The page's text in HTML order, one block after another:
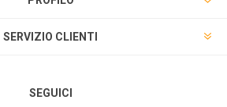
SERVIZIO CLIENTI
SEGUICI